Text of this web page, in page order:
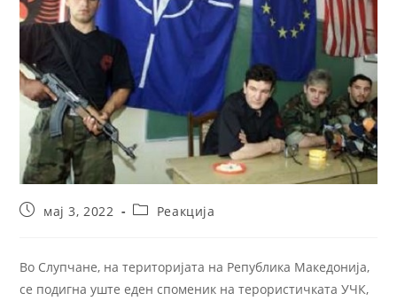
мај 3, 2022 Реакција
Во Слупчане, на територијата на Република Македонија,
се подигна уште еден споменик на терористичката УЧК,